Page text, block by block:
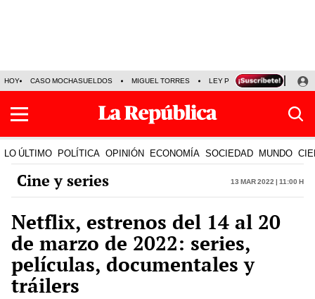
HOY CASO MOCHASUELDOS MIGUEL TORRES LEY PULPÍN PRECIO DEL
LO ÚLTIMO POLÍTICA OPINIÓN ECONOMÍA SOCIEDAD MUNDO
Cine y series 13 Mar 2022 | 11:00 h
Netflix, estrenos del 14 al 20
de marzo de 2022: series,
películas, documentales y
tráilers